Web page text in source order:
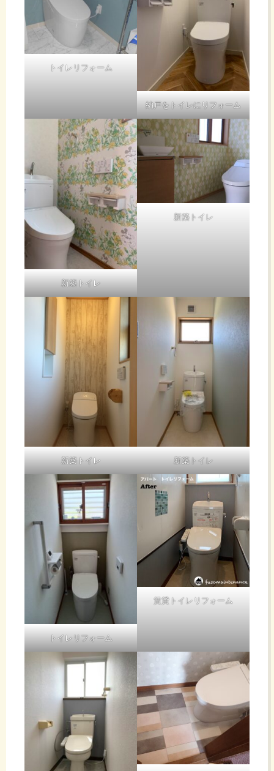
トイレリフォーム
納戸をトイレにリフォーム
新築トイレ
新築トイレ
新築トイレ 新築トイレ
トイレリフォーム
賃貸トイレリフォーム